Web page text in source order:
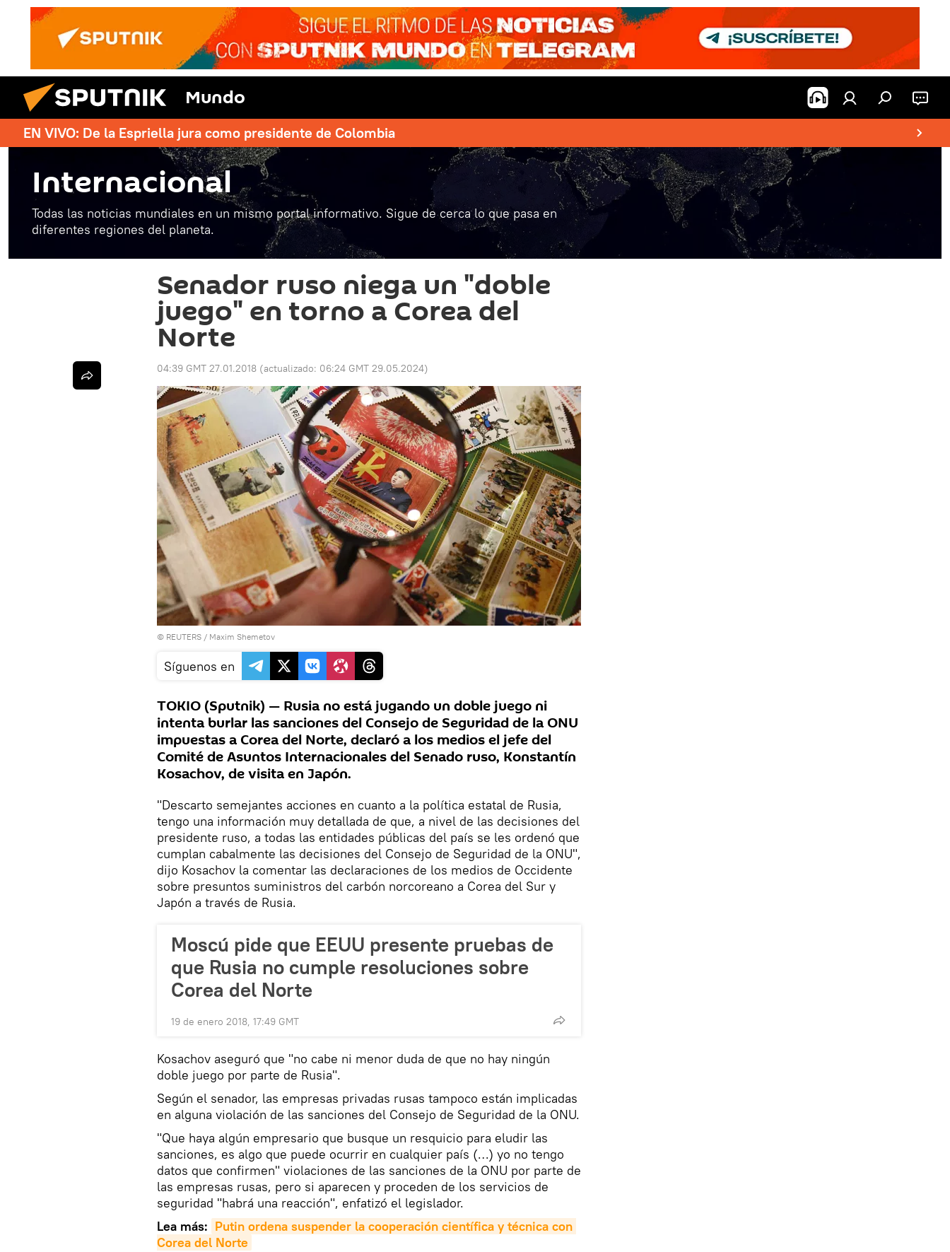
Mundo
EN VIVO: De la Espriella jura como presidente de Colombia
Internacional
Todas las noticias mundiales en un mismo portal informativo. Sigue de cerca lo que pasa en
diferentes regiones del planeta.
Senador ruso niega un "doble
juego" en torno a Corea del
Norte
04:39 GMT 27.01.2018 (actualizado: 06:24 GMT 29.05.2024)
© REUTERS / Maxim Shemetov
Síguenos en
TOKIO (Sputnik) — Rusia no está jugando un doble juego ni
intenta burlar las sanciones del Consejo de Seguridad de la ONU
impuestas a Corea del Norte, declaró a los medios el jefe del
Comité de Asuntos Internacionales del Senado ruso, Konstantín
Kosachov, de visita en Japón.
"Descarto semejantes acciones en cuanto a la política estatal de Rusia,
tengo una información muy detallada de que, a nivel de las decisiones del
presidente ruso, a todas las entidades públicas del país se les ordenó que
cumplan cabalmente las decisiones del Consejo de Seguridad de la ONU",
dijo Kosachov la comentar las declaraciones de los medios de Occidente
sobre presuntos suministros del carbón norcoreano a Corea del Sur y
Japón a través de Rusia.
Moscú pide que EEUU presente pruebas de
que Rusia no cumple resoluciones sobre
Corea del Norte
19 de enero 2018, 17:49 GMT
Kosachov aseguró que "no cabe ni menor duda de que no hay ningún
doble juego por parte de Rusia".
Según el senador, las empresas privadas rusas tampoco están implicadas
en alguna violación de las sanciones del Consejo de Seguridad de la ONU.
"Que haya algún empresario que busque un resquicio para eludir las
sanciones, es algo que puede ocurrir en cualquier país (…) yo no tengo
datos que confirmen" violaciones de las sanciones de la ONU por parte de
las empresas rusas, pero si aparecen y proceden de los servicios de
seguridad "habrá una reacción", enfatizó el legislador.
Lea más: Putin ordena suspender la cooperación científica y técnica con
Corea del Norte